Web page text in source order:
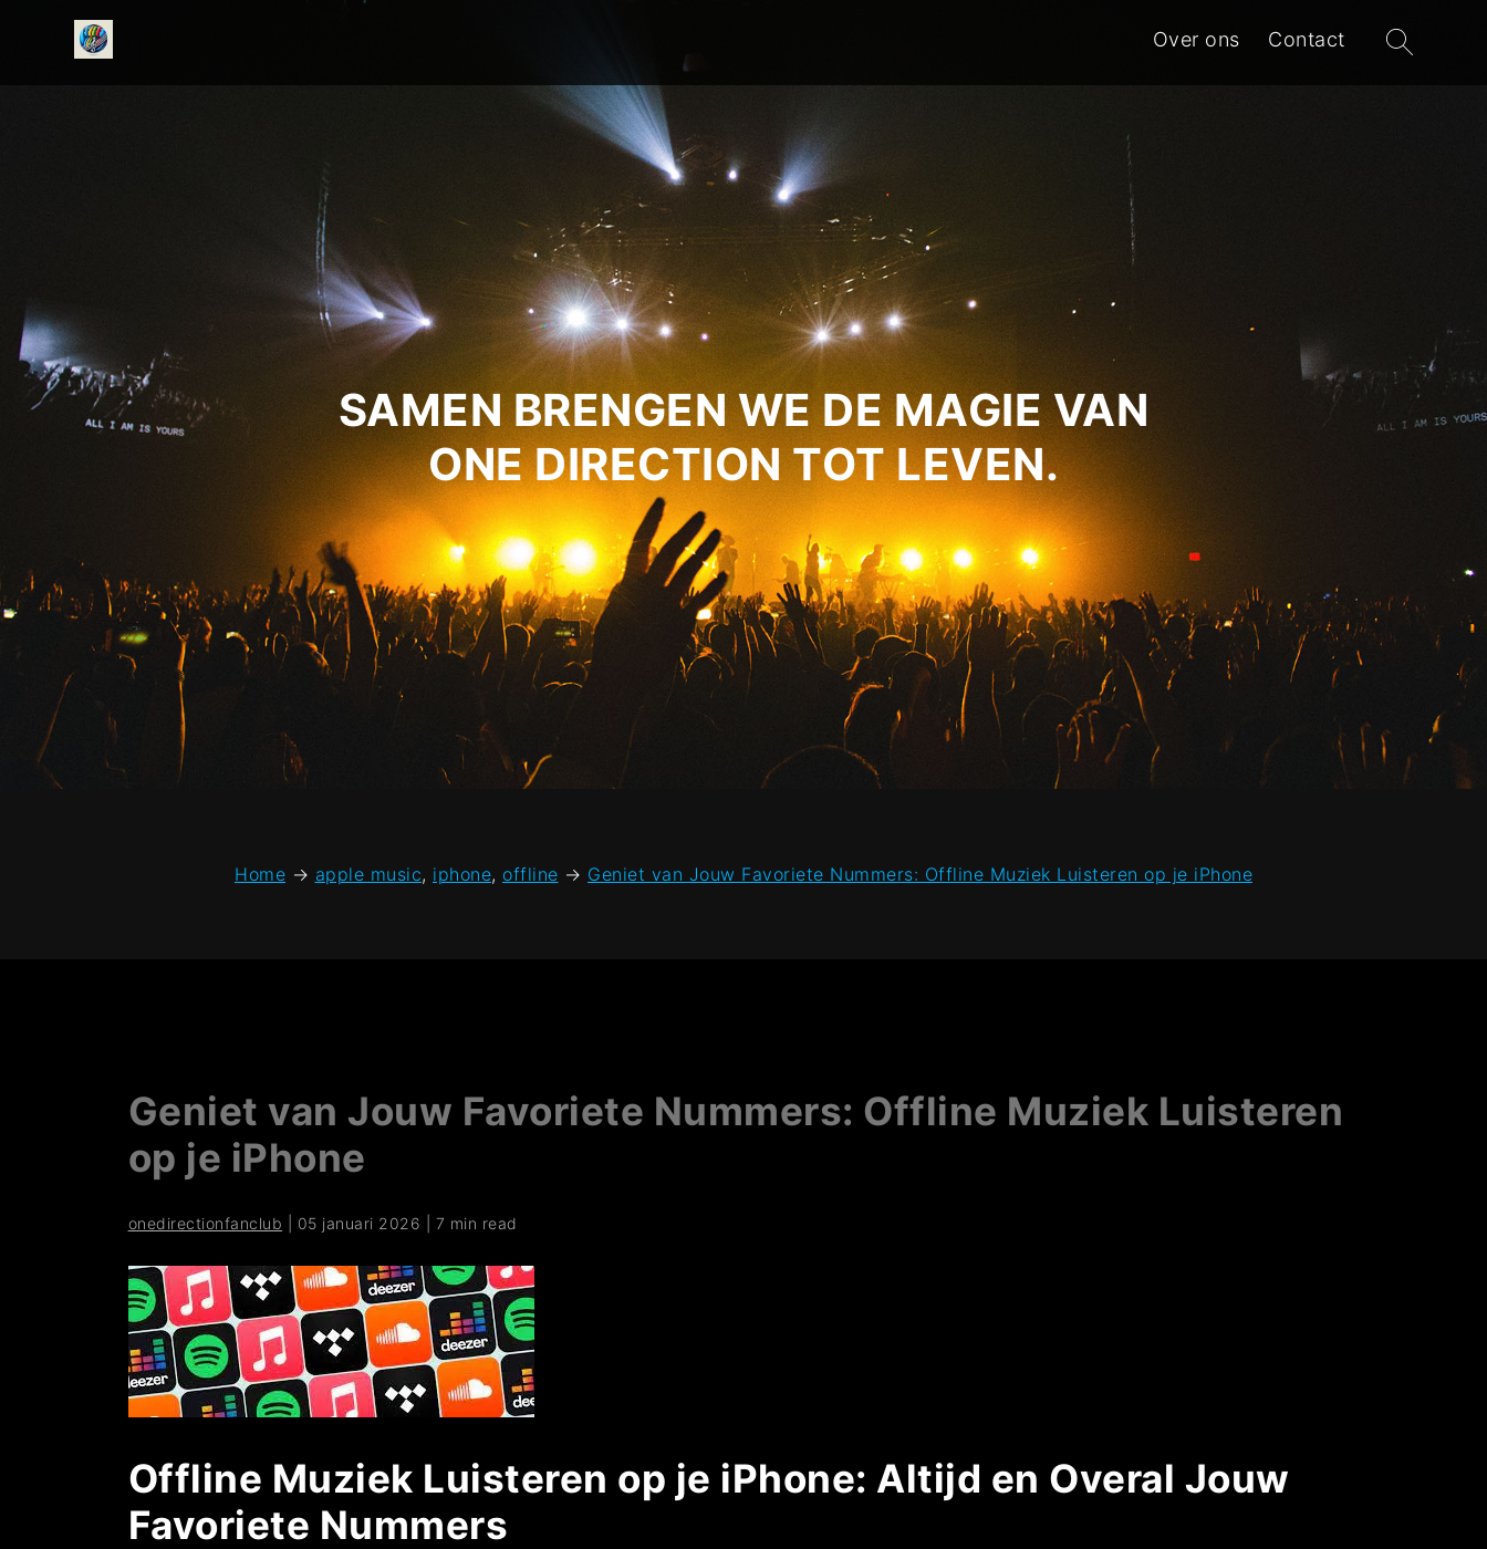
onedirectionfanclub.nl Over ons Contact
Zoeken
naar:
SAMEN BRENGEN WE DE MAGIE VAN
ONE DIRECTION TOT LEVEN.
Home → apple music, iphone, offline → Geniet van Jouw Favoriete Nummers: Offline Muziek Luisteren op je iPhone
Geniet van Jouw Favoriete Nummers: Offline Muziek Luisteren
op je iPhone
onedirectionfanclub 05 januari 2026 7 min read
Offline Muziek Luisteren op je iPhone: Altijd en Overal Jouw
Favoriete Nummers